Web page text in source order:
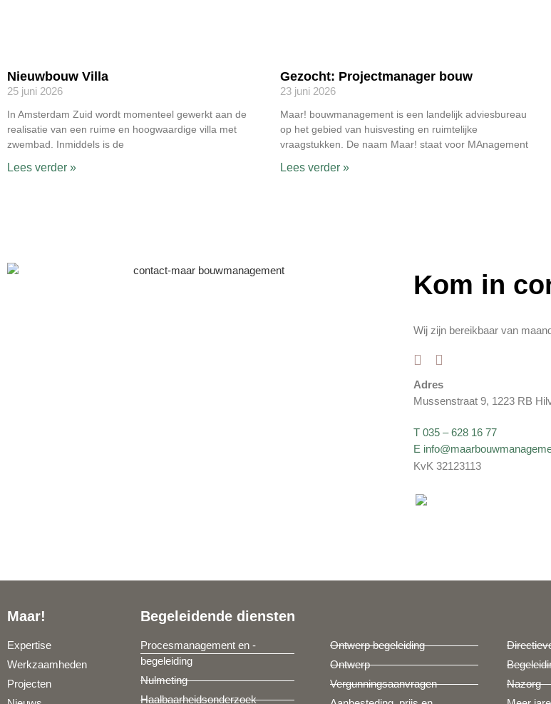
Nieuwbouw Villa
25 juni 2026
In Amsterdam Zuid wordt momenteel gewerkt aan de
realisatie van een ruime en hoogwaardige villa met
zwembad. Inmiddels is de
Lees verder »
Gezocht: Projectmanager bouw
23 juni 2026
Maar! bouwmanagement is een landelijk adviesbureau
op het gebied van huisvesting en ruimtelijke
vraagstukken. De naam Maar! staat voor MAnagement
Lees verder »
Kom in
Wij zijn bereikbaar van
Adres
Mussenstraat 9, 1223 RB
T 035 – 628 16 77
E
KvK 32123113
Maar!
Expertise
Werkzaamheden
Projecten
Begeleidende diensten
Procesmanagement en -
begeleiding
Nulmeting
Haalbaarheidsonderzoek
Ontwerp begeleiding
Ontwerp
Vergunningsaanvragen
Nazorg